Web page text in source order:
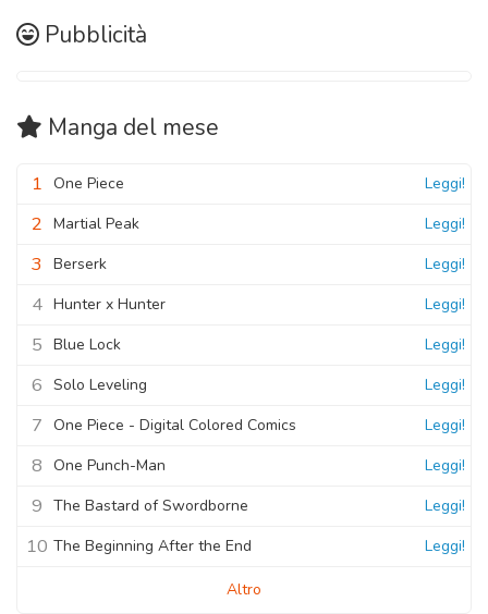
Pubblicità
Manga del mese
1 One Piece Leggi!
2 Martial Peak Leggi!
3 Berserk Leggi!
4 Hunter x Hunter Leggi!
5 Blue Lock Leggi!
6 Solo Leveling Leggi!
7 One Piece - Digital Colored Comics Leggi!
8 One Punch-Man Leggi!
9 The Bastard of Swordborne Leggi!
10 The Beginning After the End Leggi!
Altro